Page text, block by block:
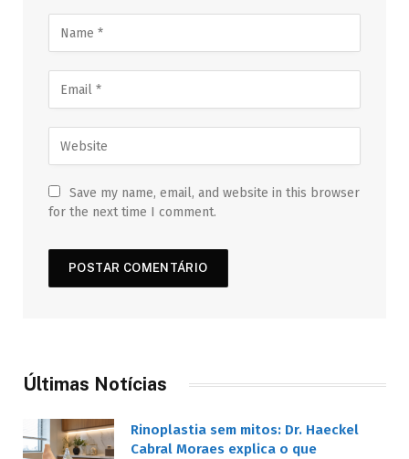
Save my name, email, and website in this browser
for the next time I comment.
Últimas Notícias
Rinoplastia sem mitos: Dr. Haeckel
Cabral Moraes explica o que